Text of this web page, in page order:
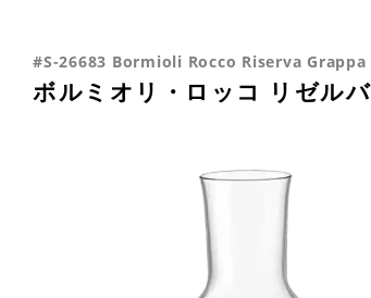
#S-26683 Bormioli Rocco Riserva Grappa
ボルミオリ・ロッコ リゼル